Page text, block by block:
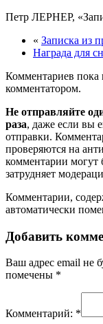
Петр ЛЕРНЕР,
« Записка из
Награда для
Комментариев пока
комментатором.
Не отправляйте
раза, даже если вы
отправки.
проверяются на
комментарии могут
затрудняет
Комментарии,
автоматически
Добавить
Ваш адрес email не
помечены *
Комментарий: *